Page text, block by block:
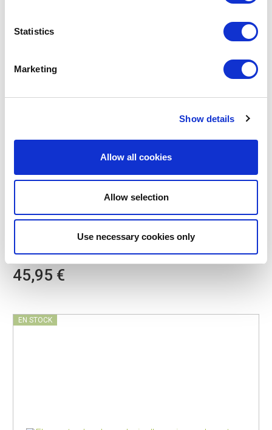
Statistics
Marketing
Show details
Allow all cookies
Allow selection
Use necessary cookies only
TYP-1401-047 PLANCHES À DÉCOUPER ET À SERVIR
ELEMENTS PLANCHE EN BOIS D'ACACIA, MARBRE ET
PIERRE
45,95 €
EN STOCK